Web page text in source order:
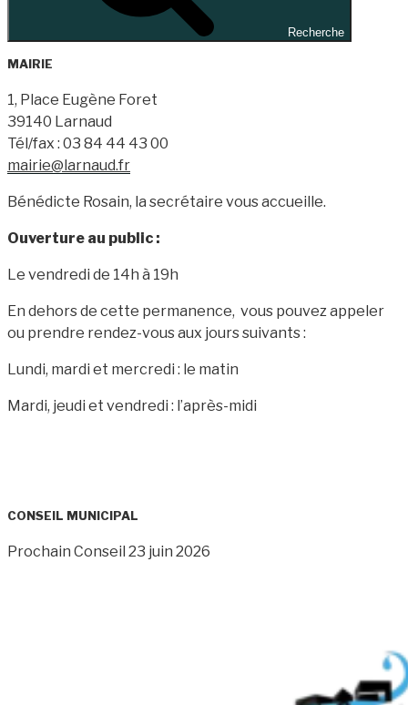
Recherche
MAIRIE
1, Place Eugène Foret
39140 Larnaud
Tél/fax : 03 84 44 43 00
mairie@larnaud.fr
Bénédicte Rosain, la secrétaire vous accueille.
Ouverture au public :
Le vendredi de 14h à 19h
En dehors de cette permanence, vous pouvez appeler
ou prendre rendez-vous aux jours suivants :
Lundi, mardi et mercredi : le matin
Mardi, jeudi et vendredi : l’après-midi
CONSEIL MUNICIPAL
Prochain Conseil 23 juin 2026